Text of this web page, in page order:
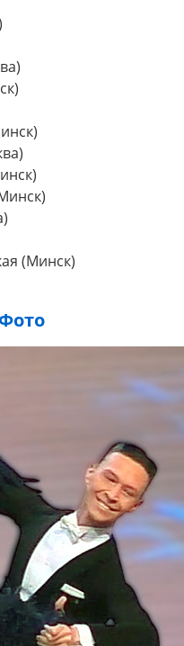
(Минск)
Фото